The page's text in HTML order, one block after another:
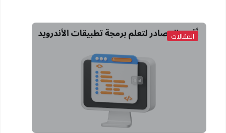
المقالات